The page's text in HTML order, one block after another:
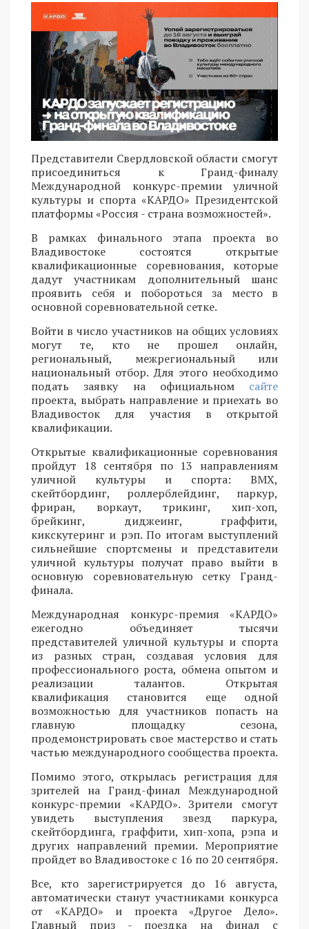
Представители Свердловской области смогут
присоединиться к Гранд-финалу
Международной конкурс-премии уличной
культуры и спорта «КАРДО» Президентской
платформы «Россия - страна возможностей».
В рамках финального этапа проекта во
Владивостоке состоятся открытые
квалификационные соревнования, которые
дадут участникам дополнительный шанс
проявить себя и побороться за место в
основной соревновательной сетке.
Войти в число участников на общих условиях
могут те, кто не прошел онлайн,
региональный, межрегиональный или
национальный отбор. Для этого необходимо
подать заявку на официальном сайте
проекта, выбрать направление и приехать во
Владивосток для участия в открытой
квалификации.
Открытые квалификационные соревнования
пройдут 18 сентября по 13 направлениям
уличной культуры и спорта: BMX,
скейтбординг, роллерблейдинг, паркур,
фриран, воркаут, трикинг, хип-хоп,
брейкинг, диджеинг, граффити,
кикскутеринг и рэп. По итогам выступлений
сильнейшие спортсмены и представители
уличной культуры получат право выйти в
основную соревновательную сетку Гранд-
финала.
Международная конкурс-премия «КАРДО»
ежегодно объединяет тысячи
представителей уличной культуры и спорта
из разных стран, создавая условия для
профессионального роста, обмена опытом и
реализации талантов. Открытая
квалификация становится еще одной
возможностью для участников попасть на
главную площадку сезона,
продемонстрировать свое мастерство и стать
частью международного сообщества проекта.
Помимо этого, открылась регистрация для
зрителей на Гранд-финал Международной
конкурс-премии «КАРДО». Зрители смогут
увидеть выступления звезд паркура,
скейтбординга, граффити, хип-хопа, рэпа и
других направлений премии. Мероприятие
пройдет во Владивостоке с 16 по 20 сентября.
Все, кто зарегистрируется до 16 августа,
автоматически станут участниками конкурса
от «КАРДО» и проекта «Другое Дело».
Главный приз - поездка на финал с